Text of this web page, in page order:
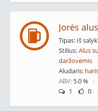
Jorės
Tipas: Iš
Stilius:Alus
daržovėmis
Aludaris:
ABV: 5.0 % ·
1
0